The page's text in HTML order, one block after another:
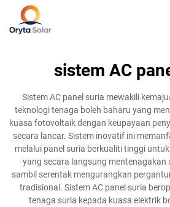
sistem AC
Sistem AC panel suria mewakili
teknologi tenaga boleh baharu yang
kuasa fotovoltaik dengan keupayaan
secara lancar. Sistem inovatif ini
melalui panel suria berkualiti tinggi
yang secara langsung mentenagakan
sambil serentak mengurangkan
tradisional. Sistem AC panel suria
tenaga suria kepada kuasa elektrik